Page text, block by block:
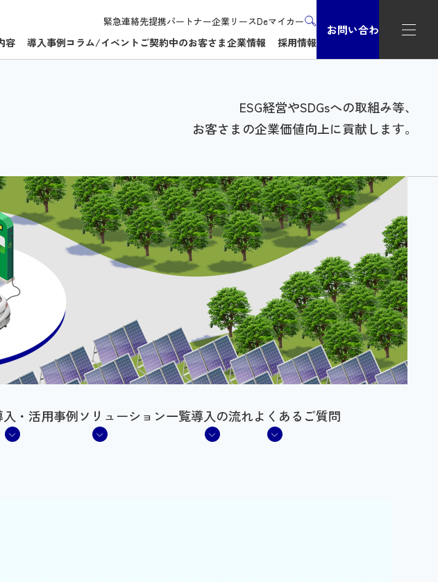
緊急連絡先提携パートナー企業 リースDeマイカー
容 導入事例コラム/イベント ご契約中のお客さま企業情報 採用情報
お問い合わせ
ESG経営やSDGsへの取組み等、
お客さまの企業価値向上に貢献します。
入・活用事例ソリューション一覧導入の流れよくあるご質問